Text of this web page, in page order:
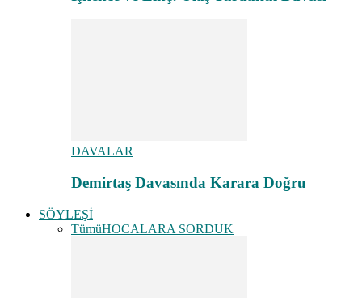
DAVALAR
Demirtaş Davasında Karara Doğru
SÖYLEŞİ
TümüHOCALARA SORDUK